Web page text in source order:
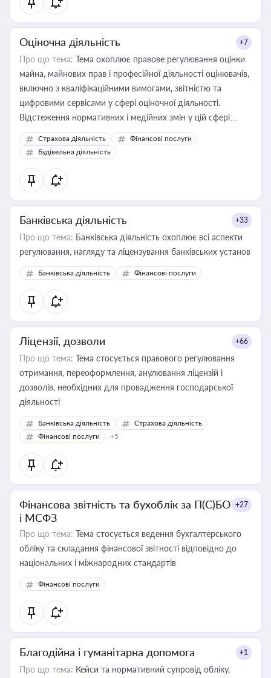
Оціночна діяльність +7
Про що тема: Тема охоплює правове регулювання оцінки
майна, майнових прав і професійної діяльності оцінювачів,
включно з кваліфікаційними вимогами, звітністю та
цифровими сервісами у сфері оціночної діяльності.
Відстеження нормативних і медійних змін у цій сфері
корисне для власника бізнесу, керівника, юриста або
бухгалтера під час оподаткування, приватизації, оренди
державного майна, корпоративних угод і перевірки
статусу суб'єктів оціночної діяльності
Страхова діяльність
Фінансові послуги
Будівельна діяльність
Банківська діяльність +33
Про що тема: Банківська діяльність охоплює всі аспекти
регулювання, нагляду та ліцензування банківських установ
Банківська діяльність Фінансові послуги
Ліцензії, дозволи +66
Про що тема: Тема стосується правового регулювання
отримання, переоформлення, анулювання ліцензій і
дозволів, необхідних для провадження господарської
діяльності
Банківська діяльність
Страхова діяльність
Фінансові послуги
+5
Фінансова звітність та бухоблік за П(С)БО
і МСФЗ
+27
Про що тема: Тема стосується ведення бухгалтерського
обліку та складання фінансової звітності відповідно до
національних і міжнародних стандартів
Фінансові послуги
Благодійна і гуманітарна допомога +1
Про що тема: Кейси та нормативний супровід обліку,